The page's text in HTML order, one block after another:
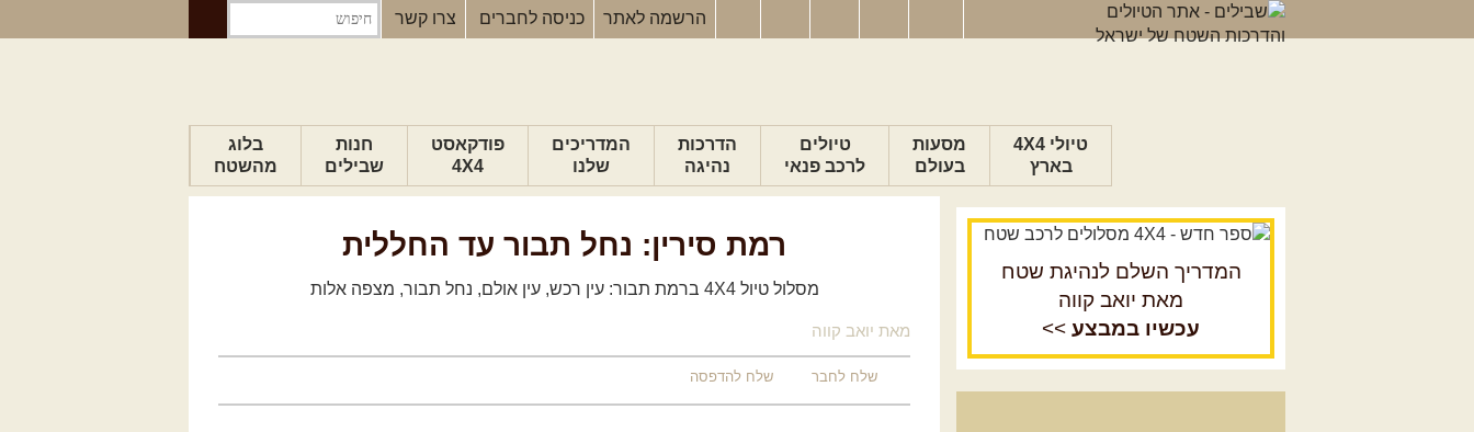
הרשמה לאתר כניסה לחברים צרו קשר
טיולי 4X4
בארץ
מסעות
בעולם
טיולים
לרכב פנאי
הדרכות
נהיגה
המדריכים
שלנו
פודקאסט
4X4
חנות
שבילים
בלוג
מהשטח
רמת סירין: נחל תבור עד החללית
מסלול טיול 4X4 ברמת תבור: עין רכש, עין אולם, נחל תבור, מצפה אלות
מאת יואב קווה
שלח לחבר שלח להדפסה
המדריך השלם לנהיגת שטח
מאת יואב קווה
עכשיו במבצע >>